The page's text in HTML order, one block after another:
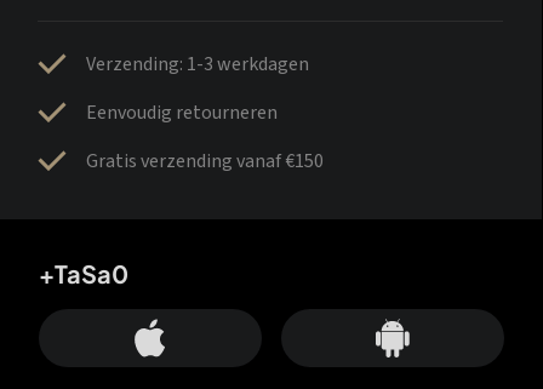
Verzending: 1-3 werkdagen
Eenvoudig retourneren
Gratis verzending vanaf €150
+TaSa0